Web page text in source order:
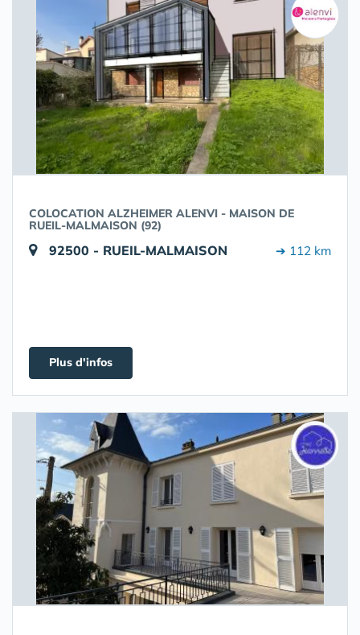
COLOCATION ALZHEIMER ALENVI - MAISON DE
RUEIL-MALMAISON (92)
92500 - RUEIL-MALMAISON ➔ 112 km
Plus d'infos